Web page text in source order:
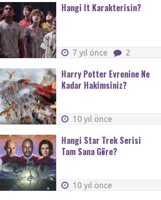
Hangi It Karakterisin?
7 yıl önce 2
Harry Potter Evrenine Ne
Kadar Hakimsiniz?
10 yıl önce
Hangi Star Trek Serisi
Tam Sana Göre?
10 yıl önce